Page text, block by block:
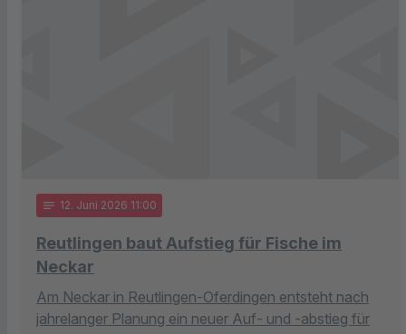
notes 12. Juni 2026 11:00
Reutlingen baut Aufstieg für Fische im
Neckar
Am Neckar in Reutlingen-Oferdingen entsteht nach
jahrelanger Planung ein neuer Auf- und -abstieg für